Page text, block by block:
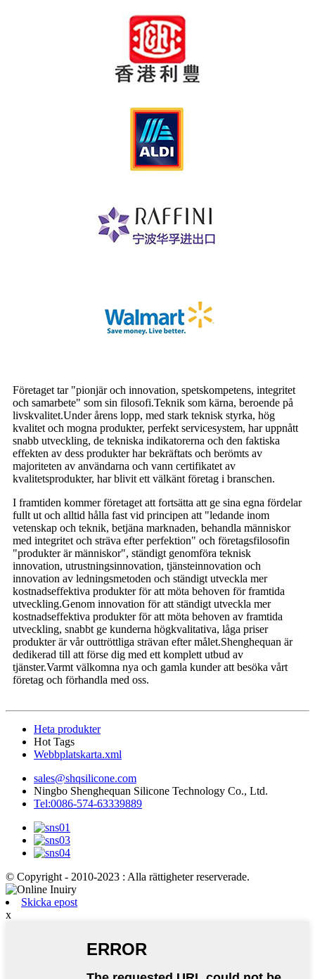
Företaget tar "pionjär och innovation, spetskompetens, integritet
och samarbete" som sin filosofi.Teknik som kärna, beroende på
livskvalitet.Under årens lopp, med stark teknisk styrka, hög
kvalitet och mogna produkter, perfekt servicesystem, har uppnått
snabb utveckling, de tekniska indikatorerna och den faktiska
effekten av dess produkter har bekräftats och berömts av
majoriteten av användarna och vann certifikatet av
kvalitetsprodukter, har blivit ett välkänt företag i branschen.
I framtiden kommer företaget att fortsätta att ge sina egna fördelar
fullt ut och alltid hålla fast vid principen att "ledande inom
vetenskap och teknik, betjäna marknaden, behandla människor
med integritet och sträva efter perfektion" och företagsfilosofin
"produkter är människor", ständigt genomföra teknisk
innovation, utrustningsinnovation, tjänsteinnovation och
innovation av ledningsmetoden och ständigt utveckla mer
kostnadseffektiva produkter för att möta behoven för framtida
utveckling.Genom innovation för att ständigt utveckla mer
kostnadseffektiva produkter för att möta behoven av framtida
utveckling, snabbt ge kunderna högkvalitativa, låga priser
produkter är vår outtröttliga strävan efter målet.Shenghequan är
dedikerad till att förse dig med ett komplett utbud av
tjänster.Varmt välkomna nya och gamla kunder att besöka vårt
företag och förhandla med oss.
Heta produkter
Hot Tags
Webbplatskarta.xml
sales@shqsilicone.com
Ningbo Shenghequan Silicone Technology Co., Ltd.
Tel:0086-574-63339889
© Copyright - 2010-2023 : Alla rättigheter reserverade.
Skicka epost
x